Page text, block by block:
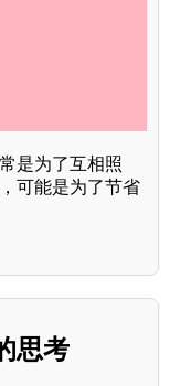
是为了互相照
可能是为了节省
思考